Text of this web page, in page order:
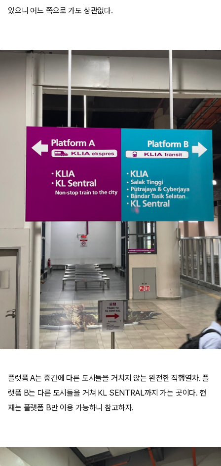
있으니 어느 쪽으로 가도 상관없다.
플랫폼 A는 중간에 다른 도시들을 거치지 않는 완전한 직행열차. 플
랫폼 B는 다른 도시들을 거쳐 KL SENTRAL까지 가는 곳이다. 현
재는 플랫폼 B만 이용 가능하니 참고하자.